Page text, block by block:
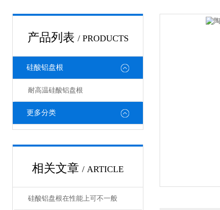
产品列表 / PRODUCTS
硅酸铝盘根
耐高温硅酸铝盘根
更多分类
相关文章 / ARTICLE
硅酸铝盘根在性能上可不一般